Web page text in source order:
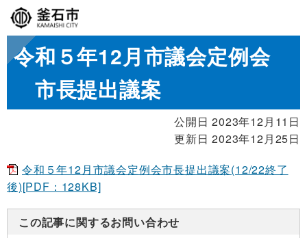
令和５年12月市議会定例会
市長提出議案
公開日 2023年12月11日
更新日 2023年12月25日
令和５年12月市議会定例会市長提出議案(12/22終了
後)[PDF：128KB]
この記事に関するお問い合わせ